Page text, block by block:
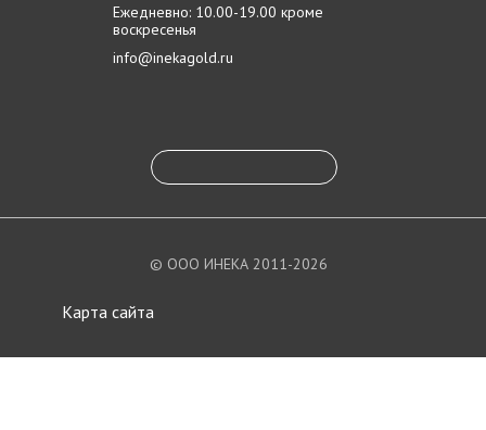
Ежедневно: 10.00-19.00 кроме
воскресенья
info@inekagold.ru
© ООО ИНЕКА 2011-2026
Карта сайта